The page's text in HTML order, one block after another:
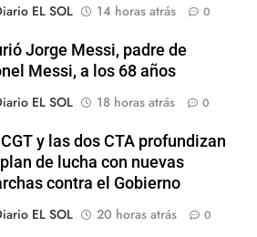
EL SOL
14 horas atrás 0
Jorge Messi, padre de
Messi, a los 68 años
EL SOL
18 horas atrás 0
y las dos CTA profundizan
de lucha con nuevas
contra el Gobierno
EL SOL
20 horas atrás 0